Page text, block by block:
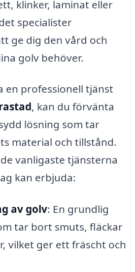
klinker, laminat eller
specialister
ge dig den vård och
golv behöver.
en professionell tjänst
, kan du förvänta
lösning som tar
material och tillstånd.
vanligaste tjänsterna
kan erbjuda:
av golv: En grundlig
tar bort smuts, fläckar
vilket ger ett fräscht och